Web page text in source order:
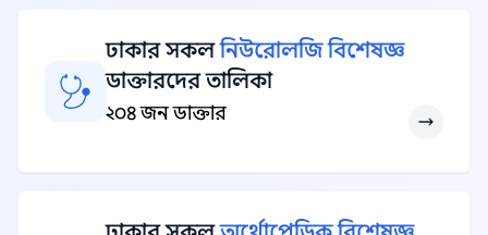
ঢাকার সকলনিউরোলজি বিশেষজ্ঞ
ডাক্তারদের তালিকা
২০৪ জন ডাক্তার